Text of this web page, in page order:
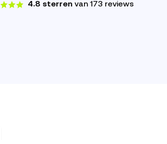
4.8 sterren van 173 reviews